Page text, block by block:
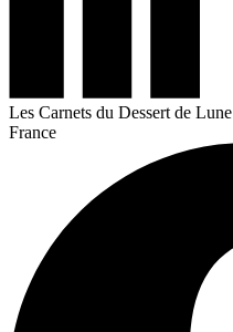
Les Carnets du Dessert de Lune
France